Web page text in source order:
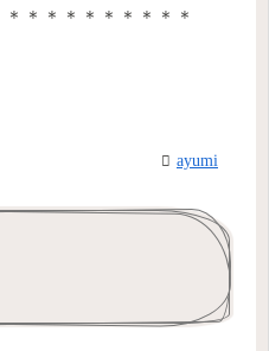
＊＊＊＊＊＊＊＊＊
ayumi